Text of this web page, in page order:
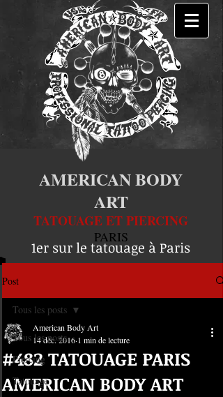
AMERICAN BODY
ART
TATOUAGE ET PIERCING
PARIS
1er sur le tatouage à Paris
Post
Tous les posts
Piercing
Tatouage
Tous les posts
#482 TATOUAGE PARIS
AMERICAN BODY ART
American Body Art
14 déc. 2016 1 min de lecture